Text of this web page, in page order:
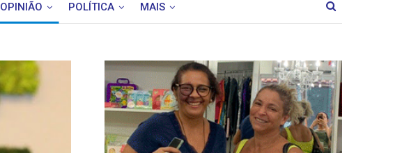
OPINIÃO POLÍTICA MAIS